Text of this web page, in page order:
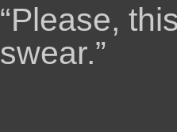
“Please,
swear.”